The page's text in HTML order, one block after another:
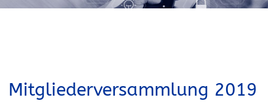
Mitgliederversammlung 2019